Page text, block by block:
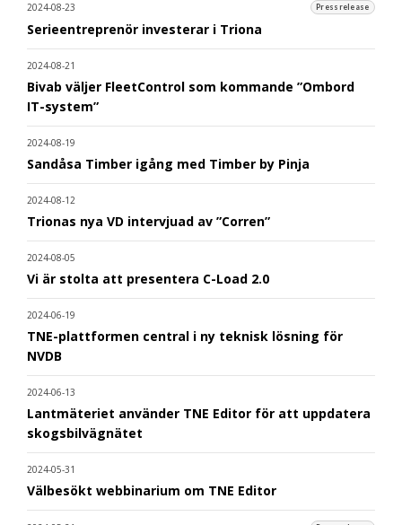
2024-08-23 Pressrelease
Serieentreprenör investerar i Triona
2024-08-21
Bivab väljer FleetControl som kommande ”Ombord
IT-system”
2024-08-19
Sandåsa Timber igång med Timber by Pinja
2024-08-12
Trionas nya VD intervjuad av ”Corren”
2024-08-05
Vi är stolta att presentera C-Load 2.0
2024-06-19
TNE-plattformen central i ny teknisk lösning för
NVDB
2024-06-13
Lantmäteriet använder TNE Editor för att uppdatera
skogsbilvägnätet
2024-05-31
Välbesökt webbinarium om TNE Editor